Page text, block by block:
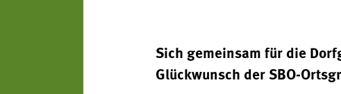
Sich gemeinsam für die
Glückwunsch der SBO-